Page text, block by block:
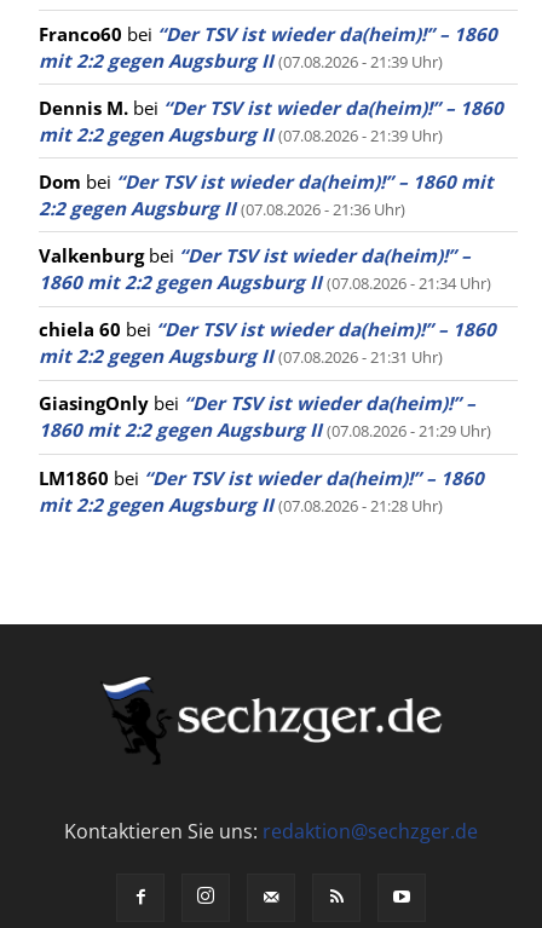
Franco60 bei “Der TSV ist wieder da(heim)!” – 1860
mit 2:2 gegen Augsburg II (07.08.2026 - 21:39 Uhr)
Dennis M. bei “Der TSV ist wieder da(heim)!” – 1860
mit 2:2 gegen Augsburg II (07.08.2026 - 21:39 Uhr)
Dom bei “Der TSV ist wieder da(heim)!” – 1860 mit
2:2 gegen Augsburg II (07.08.2026 - 21:36 Uhr)
Valkenburgbei “Der TSV ist wieder da(heim)!” –
1860 mit 2:2 gegen Augsburg II (07.08.2026 - 21:34 Uhr)
chiela 60 bei “Der TSV ist wieder da(heim)!” – 1860
mit 2:2 gegen Augsburg II (07.08.2026 - 21:31 Uhr)
GiasingOnly bei “Der TSV ist wieder da(heim)!” –
1860 mit 2:2 gegen Augsburg II (07.08.2026 - 21:29 Uhr)
LM1860 bei “Der TSV ist wieder da(heim)!” – 1860
mit 2:2 gegen Augsburg II (07.08.2026 - 21:28 Uhr)
Kontaktieren Sie uns: redaktion@sechzger.de